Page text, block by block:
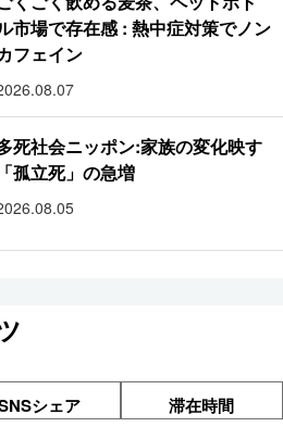
市場で存在感 : 熱中症対策でノン
フェイン
死社会ニッポン:家族の変化映す
「孤立死」の急増
シェア 滞在時間